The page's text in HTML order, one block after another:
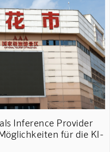
Inference Provider
für die KI-